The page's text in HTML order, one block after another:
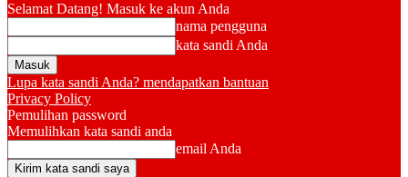
Selamat Datang! Masuk ke akun Anda
nama pengguna
kata sandi Anda
Lupa kata sandi Anda? mendapatkan bantuan
Privacy Policy
Pemulihan password
Memulihkan kata sandi anda
email Anda